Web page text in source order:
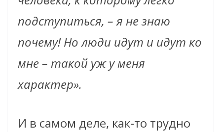
подступиться, – я не знаю
почему! Но люди идут и идут ко
мне – такой уж у меня
характер».
И в самом деле, как-то трудно